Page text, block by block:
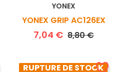
YONEX
YONEX GRIP AC126EX
7,04 € Prix de base
8,80 €Prix
RUPTURE DE STOCK